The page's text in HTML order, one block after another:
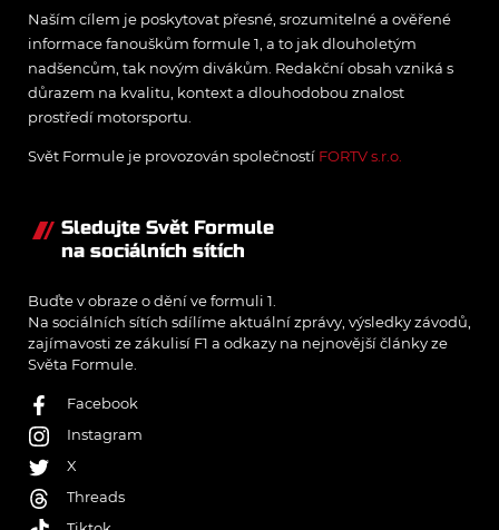
Naším cílem je poskytovat přesné, srozumitelné a ověřené
informace fanouškům formule 1, a to jak dlouholetým
nadšencům, tak novým divákům. Redakční obsah vzniká s
důrazem na kvalitu, kontext a dlouhodobou znalost
prostředí motorsportu.
Svět Formule je provozován společností FORTV s.r.o.
Sledujte Svět Formule
na sociálních sítích
Buďte v obraze o dění ve formuli 1.
Na sociálních sítích sdílíme aktuální zprávy, výsledky závodů,
zajímavosti ze zákulisí F1 a odkazy na nejnovější články ze
Světa Formule.
Facebook
Instagram
X
Threads